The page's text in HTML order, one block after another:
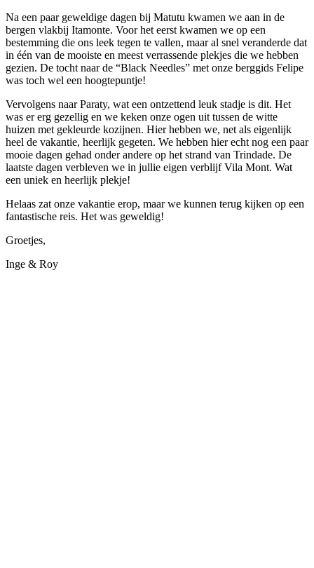
Na een paar geweldige dagen bij Matutu kwamen we aan in de
bergen vlakbij Itamonte. Voor het eerst kwamen we op een
bestemming die ons leek tegen te vallen, maar al snel veranderde dat
in één van de mooiste en meest verrassende plekjes die we hebben
gezien. De tocht naar de “Black Needles” met onze berggids Felipe
was toch wel een hoogtepuntje!
Vervolgens naar Paraty, wat een ontzettend leuk stadje is dit. Het
was er erg gezellig en we keken onze ogen uit tussen de witte
huizen met gekleurde kozijnen. Hier hebben we, net als eigenlijk
heel de vakantie, heerlijk gegeten. We hebben hier echt nog een paar
mooie dagen gehad onder andere op het strand van Trindade. De
laatste dagen verbleven we in jullie eigen verblijf Vila Mont. Wat
een uniek en heerlijk plekje!
Helaas zat onze vakantie erop, maar we kunnen terug kijken op een
fantastische reis. Het was geweldig!
Groetjes,
Inge & Roy